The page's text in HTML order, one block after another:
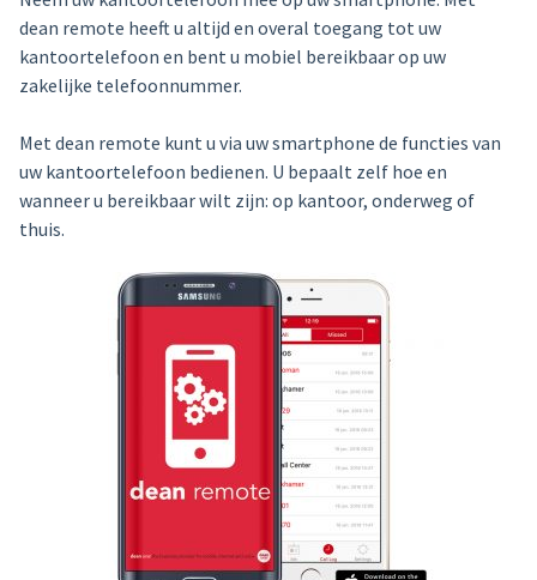
dean remote heeft u altijd en overal toegang tot uw
kantoortelefoon en bent u mobiel bereikbaar op uw
zakelijke telefoonnummer.
Met dean remote kunt u via uw smartphone de functies van
uw kantoortelefoon bedienen. U bepaalt zelf hoe en
wanneer u bereikbaar wilt zijn: op kantoor, onderweg of
thuis.